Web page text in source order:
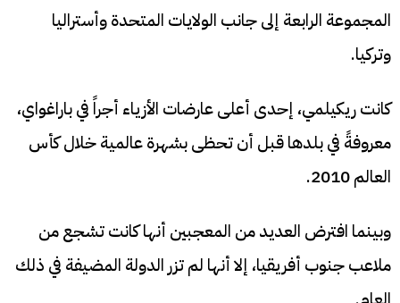
المجموعة الرابعة إلى جانب الولايات المتحدة وأستراليا
وتركيا.
كانت ريكيلمي، إحدى أعلى عارضات الأزياء أجراً في باراغواي،
معروفةً في بلدها قبل أن تحظى بشهرة عالمية خلال كأس
العالم 2010.
وبينما افترض العديد من المعجبين أنها كانت تشجع من
ملاعب جنوب أفريقيا، إلا أنها لم تزر الدولة المضيفة في ذلك